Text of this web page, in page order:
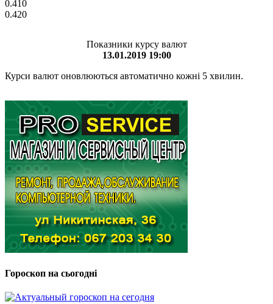
0.410
0.420
Показники курсу валют
13.01.2019 19:00
Курси валют оновлюються автоматично кожні 5 хвилин.
Гороскоп на сьогодні